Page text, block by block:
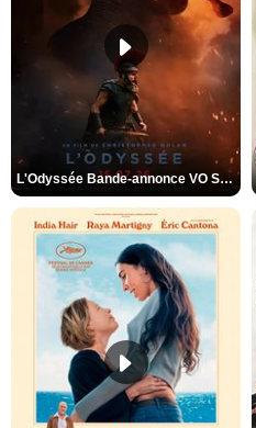
L'Odyssée Bande-annonce VO STFR